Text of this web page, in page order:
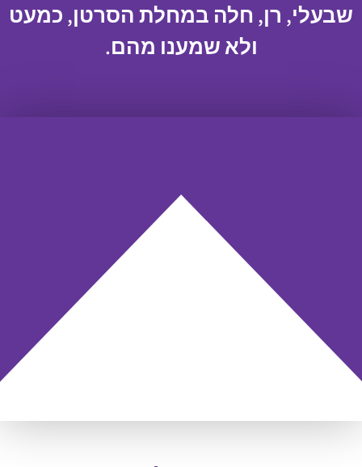
שבעלי, רן, חלה במחלת הסרטן, כמעט
ולא שמענו מהם.